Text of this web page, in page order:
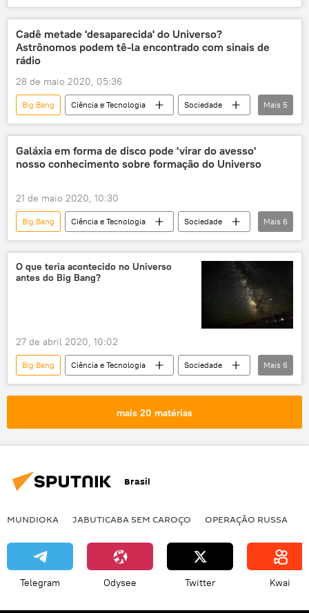
Notícias
Agência Espacial Europeia (ESA)
Agência Espacial Canadense
Observatório Europeu do Sul
Universo
Cadê metade 'desaparecida' do Universo?
Astrônomos podem tê-la encontrado com sinais de
rádio
28 de maio 2020, 05:36
Big Bang Ciência e Tecnologia
Sociedade
Notícias
Espaço
universo
astronomia
ciência
Mais 5
Galáxia em forma de disco pode 'virar do avesso'
nosso conhecimento sobre formação do Universo
21 de maio 2020, 10:30
Big Bang Ciência e Tecnologia
Sociedade
Notícias
Via Láctea
alma
Universidade da Califórnia
Alemanha
Mais 6
O que teria acontecido no Universo
antes do Big Bang?
27 de abril 2020, 10:02
Big Bang Ciência e Tecnologia
Sociedade
Notícias
ciência
Universo
Mais 6
mais 20 matérias
Brasil
MUNDIOKA JABUTICABA SEM CAROÇO OPERAÇÃO RUSSA
Telegram Odysee Twitter Kwai